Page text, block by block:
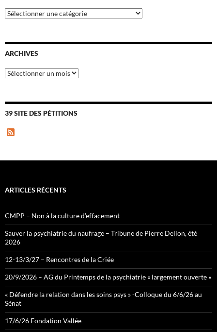
Catégories
ARCHIVES
Archives
39 SITE DES PÉTITIONS
ARTICLES RÉCENTS
CMPP – Non à la culture d’effacement
Sauver la psychiatrie du naufrage – Tribune de Pierre Delion, été
2026
12-13/3/27 – Rencontres de la Criée
20/9/2026 – AG du Printemps de la psychiatrie « largement ouverte »
« Défendre la relation dans les soins psys » -Colloque du 6/6/26 au
Sénat
17/6/26 Fondation Vallée